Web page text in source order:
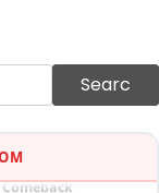
Searc
Konspirasi
90+5